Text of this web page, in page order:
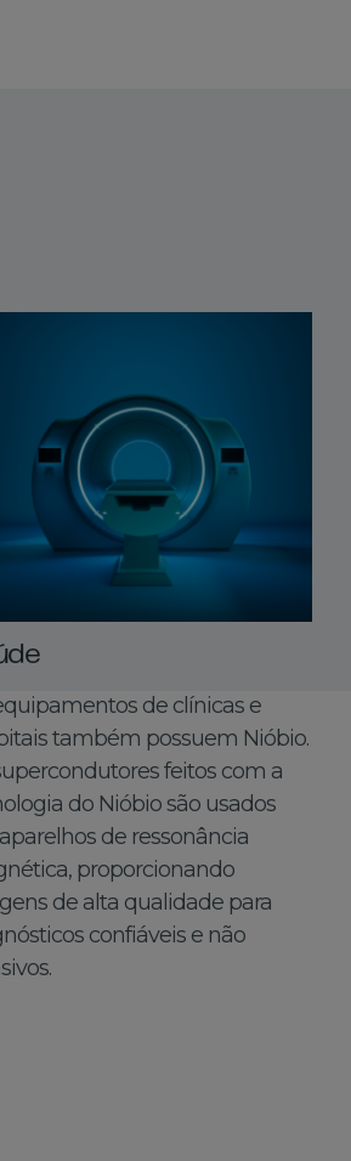
de clínicas e
também possuem Nióbio.
feitos com a
do Nióbio são usados
de ressonância
proporcionando
de alta qualidade para
confiáveis e não